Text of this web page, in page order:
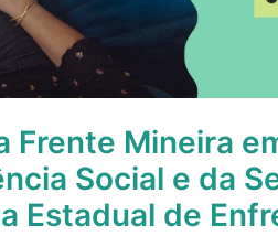
Frente Mineira
Social e da
Estadual de